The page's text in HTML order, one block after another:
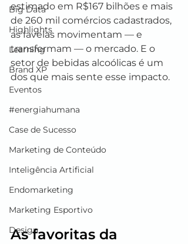
Big Data
Highlights
Learning
Brand XP
Eventos
#energiahumana
Case de Sucesso
Marketing de Conteúdo
Inteligência Artificial
Endomarketing
Marketing Esportivo
Design
estimado em R$167 bilhões e mais
de 260 mil comércios cadastrados,
as favelas movimentam — e
transformam — o mercado. E o
setor de bebidas alcoólicas é um
dos que mais sente esse impacto.
As favoritas da